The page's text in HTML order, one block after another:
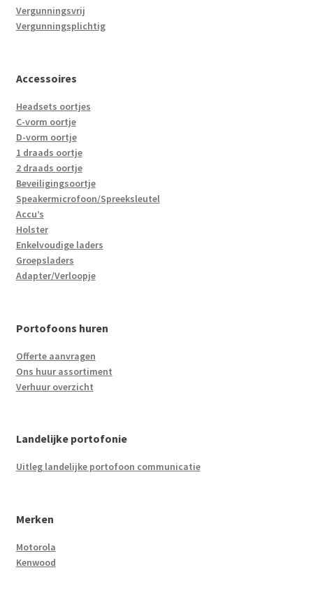
Vergunningsvrij
Vergunningsplichtig
Accessoires
Headsets oortjes
C-vorm oortje
D-vorm oortje
1 draads oortje
2 draads oortje
Beveiligingsoortje
Speakermicrofoon/Spreeksleutel
Accu’s
Holster
Enkelvoudige laders
Groepsladers
Adapter/Verloopje
Portofoons huren
Offerte aanvragen
Ons huur assortiment
Verhuur overzicht
Landelijke portofonie
Uitleg landelijke portofoon communicatie
Merken
Motorola
Kenwood